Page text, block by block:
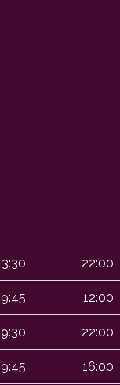
22:00
12:00
22:00
16:00